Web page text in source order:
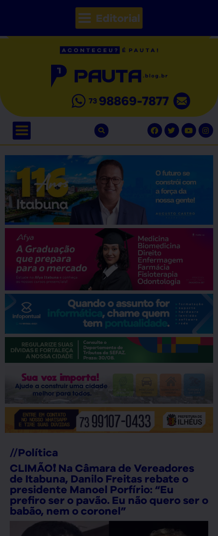
Editorial
//Política
CLIMÃO❗ Na Câmara de Vereadores
de Itabuna, Danilo Freitas rebate o
presidente Manoel Porfírio: “Eu
prefiro ser o pavão. Eu não quero ser o
babão, nem o coronel”